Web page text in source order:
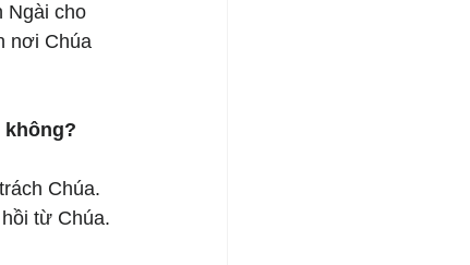
Ngài cho
nơi Chúa
không?
Chúa.
từ Chúa.